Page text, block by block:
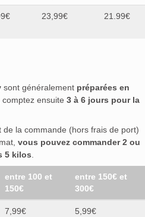
23,99€ 21.99€
sont généralement préparées en
ensuite 3 à 6 jours pour la
la commande (hors frais de port)
vous pouvez commander 2 ou
5 kilos.
entre 100 et
150€
entre 150€ et
300€
7,99€ 5,99€